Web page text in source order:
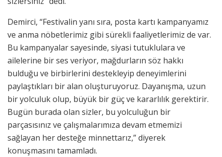
Demirci, “Festivalin yanı sıra, posta kartı kampanyamız
ve anma nöbetlerimiz gibi sürekli faaliyetlerimiz de var.
Bu kampanyalar sayesinde, siyasi tutuklulara ve
ailelerine bir ses veriyor, mağdurların söz hakkı
bulduğu ve birbirlerini destekleyip deneyimlerini
paylaştıkları bir alan oluşturuyoruz. Dayanışma, uzun
bir yolculuk olup, büyük bir güç ve kararlılık gerektirir.
Bugün burada olan sizler, bu yolculuğun bir
parçasısınız ve çalışmalarımıza devam etmemizi
sağlayan her desteğe minnettarız,” diyerek
konuşmasını tamamladı.